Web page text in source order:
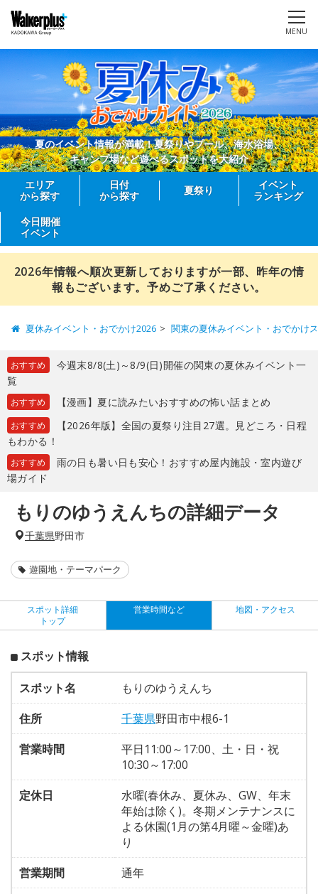
MENU
夏のイベント情報が満載！夏祭りやプール、海水浴場、
キャンプ場など遊べるスポットを大紹介
エリア
から探す
日付
から探す
夏祭り
イベント
ランキング
今日開催
イベント
2026年情報へ順次更新しておりますが一部、昨年の情
報もございます。予めご了承ください。
夏休みイベント・おでかけ2026 関東の夏休みイベント・おでかけ
おすすめ
今週末8/8(土)～8/9(日)開催の関東の夏休みイベント一
覧
おすすめ 【漫画】夏に読みたいおすすめの怖い話まとめ
おすすめ
【2026年版】全国の夏祭り注目27選。見どころ・日程
もわかる！
おすすめ
雨の日も暑い日も安心！おすすめ屋内施設・室内遊び
場ガイド
もりのゆうえんちの詳細データ
千葉県野田市
遊園地・テーマパーク
スポット詳細
トップ
営業時間など 地図・アクセス
スポット情報
スポット名
もりのゆうえんち
住所
千葉県野田市中根6-1
営業時間
平日11:00～17:00、土・日・祝
10:30～17:00
定休日
水曜(春休み、夏休み、GW、年末
年始は除く)。冬期メンテナンスに
よる休園(1月の第4月曜～金曜)あ
り
営業期間
通年